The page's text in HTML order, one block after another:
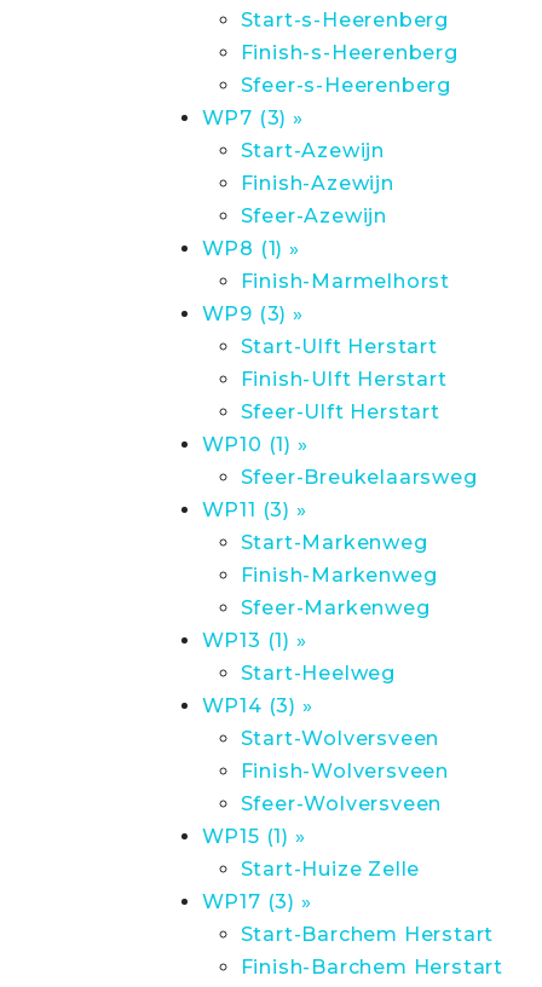
Start-s-Heerenberg
Finish-s-Heerenberg
Sfeer-s-Heerenberg
WP7 (3) »
Start-Azewijn
Finish-Azewijn
Sfeer-Azewijn
WP8 (1) »
Finish-Marmelhorst
WP9 (3) »
Start-Ulft Herstart
Finish-Ulft Herstart
Sfeer-Ulft Herstart
WP10 (1) »
Sfeer-Breukelaarsweg
WP11 (3) »
Start-Markenweg
Finish-Markenweg
Sfeer-Markenweg
WP13 (1) »
Start-Heelweg
WP14 (3) »
Start-Wolversveen
Finish-Wolversveen
Sfeer-Wolversveen
WP15 (1) »
Start-Huize Zelle
WP17 (3) »
Start-Barchem Herstart
Finish-Barchem Herstart